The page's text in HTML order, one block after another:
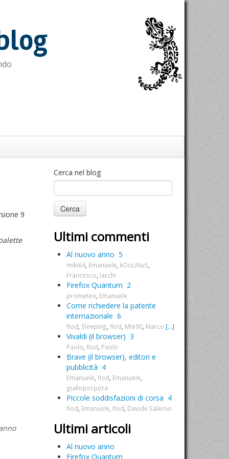
9
Cerca nel blog
Ultimi commenti
Al nuovo anno 5
miki64 Emanuele kOoLiNuS
Francesco iacchi
Firefox Quantum 2
prometeo Emanuele
Come richiedere la patente
internazionale 6
flod Sleeping flod Mte90 Marco [...]
Vivaldi (il browser) 3
Paolo flod Paolo
Brave (il browser), editori e
pubblicità 4
Emanuele flod Emanuele
gialloporpora
Piccole soddisfazioni di corsa 4
flod Emanuele flod Davide Salerno
Ultimi articoli
Al nuovo anno
Firefox Quantum